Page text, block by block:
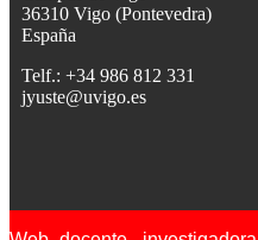
36310 Vigo (Pontevedra)
España
Telf.: +34 986 812 331
jyuste@uvigo.es